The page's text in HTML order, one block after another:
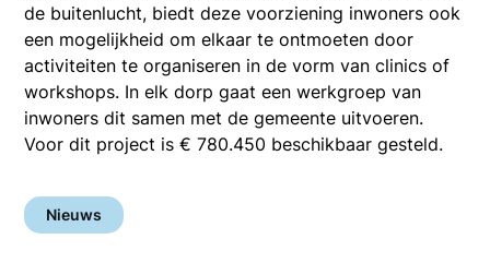
de buitenlucht, biedt deze voorziening inwoners ook
een mogelijkheid om elkaar te ontmoeten door
activiteiten te organiseren in de vorm van clinics of
workshops. In elk dorp gaat een werkgroep van
inwoners dit samen met de gemeente uitvoeren.
Voor dit project is € 780.450 beschikbaar gesteld.
Nieuws